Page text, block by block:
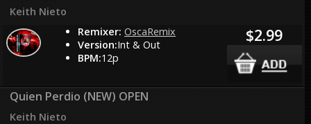
Keith Nieto
Remixer: OscaRemix
Version:Int & Out
BPM:12p
$2.99
Quien Perdio (NEW) OPEN
Keith Nieto